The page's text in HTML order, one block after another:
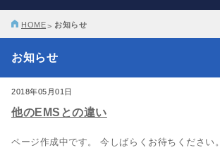
HOME お知らせ
お知らせ
2018年05月01日
他のEMSとの違い
ページ作成中です。 今しばらくお待ちください。